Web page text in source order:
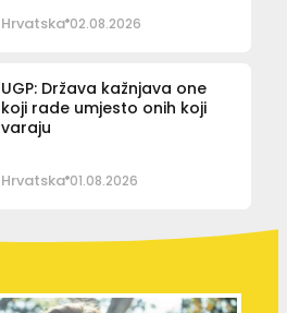
Hrvatska 02.08.2026
UGP: Država kažnjava one
koji rade umjesto onih koji
varaju
Hrvatska 01.08.2026